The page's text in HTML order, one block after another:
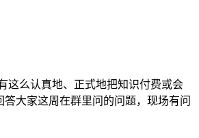
这么认真地、正式地把知识付费或会
大家这周在群里问的问题，现场有问